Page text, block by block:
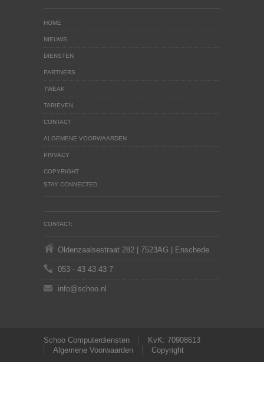
HOME
NIEUWS
DIENSTEN
PARTNERS
TWEAK
TARIEVEN
CONTACT
ALGEMENE VOORWAARDEN
PRIVACY
COPYRIGHT
STAY CONNECTED
CONTACT:
Oldenzaalsestraat 282 | 7523AG | Enschede
053 - 43 43 43 7
info@schoo.nl
Schoo Computerdiensten
KvK: 70908613
Algemene Voorwaarden
Copyright